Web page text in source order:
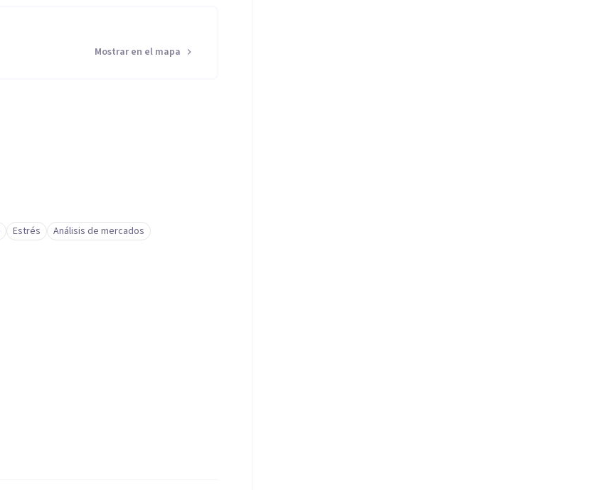
Mostrar en el mapa
Estrés Análisis de mercados